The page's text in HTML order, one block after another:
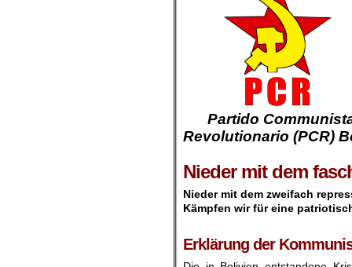
Partido
Revolutionario (PCR)
Nieder mit dem
Nieder mit dem zweifach
Kämpfen wir für eine
Erklärung der